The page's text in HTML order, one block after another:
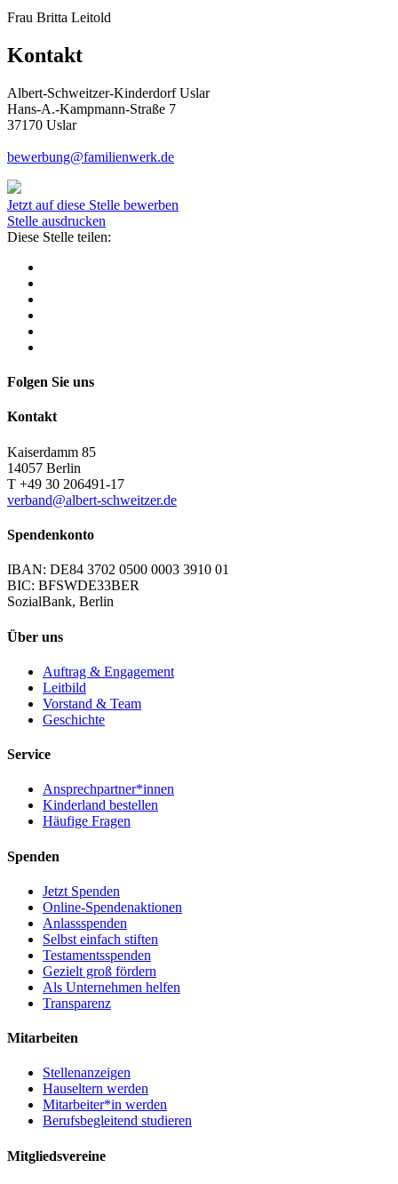
Frau Britta Leitold
Kontakt
Albert-Schweitzer-Kinderdorf Uslar
Hans-A.-Kampmann-Straße 7
37170 Uslar
bewerbung@familienwerk.de
Jetzt auf diese Stelle bewerben
Stelle ausdrucken
Diese Stelle teilen:
Folgen Sie uns
Kontakt
Kaiserdamm 85
14057 Berlin
T +49 30 206491-17
verband@albert-schweitzer.de
Spendenkonto
IBAN: DE84 3702 0500 0003 3910 01
BIC: BFSWDE33BER
SozialBank, Berlin
Über uns
Auftrag & Engagement
Leitbild
Vorstand & Team
Geschichte
Service
Ansprechpartner*innen
Kinderland bestellen
Häufige Fragen
Spenden
Jetzt Spenden
Online-Spendenaktionen
Anlassspenden
Selbst einfach stiften
Testamentsspenden
Gezielt groß fördern
Als Unternehmen helfen
Transparenz
Mitarbeiten
Stellenanzeigen
Hauseltern werden
Mitarbeiter*in werden
Berufsbegleitend studieren
Mitgliedsvereine